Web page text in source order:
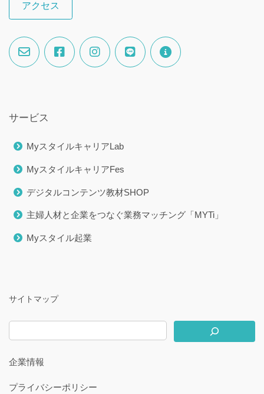
アクセス
サービス
MyスタイルキャリアLab
MyスタイルキャリアFes
デジタルコンテンツ教材SHOP
主婦人材と企業をつなぐ業務マッチング「MYTi」
Myスタイル起業
サイトマップ
企業情報
プライバシーポリシー